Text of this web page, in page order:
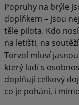
Popruhy na brýle
doplňkem – jsou
těle pilota. Kdo
na letišti, na
Torvol mluví
který ladí s
doplňují celkový
co je pohání, i